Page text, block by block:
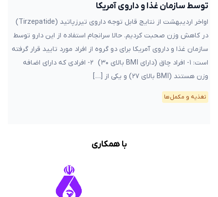
توسط سازمان غذا و داروی آمریکا
اواخر اردیبهشت از نتایج قابل توجه داروی تیرزپاتید (Tirzepatide)
در کاهش وزن صحبت کردیم. حالا سرانجام استفاده از این دارو توسط
سازمان غذا و داروی آمریکا برای دو گروه از افراد مورد تایید قرار گرفته
است: ۱- افراد چاق (دارای BMI بالای ۳۰) ۲- افرادی که دارای اضافه
وزن هستند (BMI بالای ۲۷) و یکی از […]
تغذیه و مکمل‌ها
با همکاری